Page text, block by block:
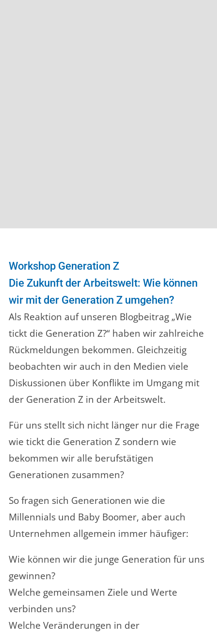
Workshop Generation Z
Die Zukunft der Arbeitswelt: Wie können
wir mit der Generation Z umgehen?
Als Reaktion auf unseren Blogbeitrag „Wie
tickt die Generation Z?“ haben wir zahlreiche
Rückmeldungen bekommen. Gleichzeitig
beobachten wir auch in den Medien viele
Diskussionen über Konflikte im Umgang mit
der Generation Z in der Arbeitswelt.
Für uns stellt sich nicht länger nur die Frage
wie tickt die Generation Z sondern wie
bekommen wir alle berufstätigen
Generationen zusammen?
So fragen sich Generationen wie die
Millennials und Baby Boomer, aber auch
Unternehmen allgemein immer häufiger:
Wie können wir die junge Generation für uns
gewinnen?
Welche gemeinsamen Ziele und Werte
verbinden uns?
Welche Veränderungen in der